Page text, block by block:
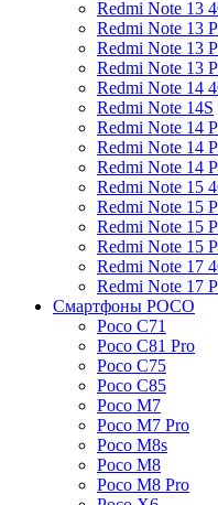
Redmi Note 13
Redmi Note 13
Redmi Note 13
Redmi Note 13
Redmi Note 14
Redmi Note 14S
Redmi Note 14
Redmi Note 14
Redmi Note 14
Redmi Note 15
Redmi Note 15
Redmi Note 15
Redmi Note 15
Redmi Note 17
Redmi Note 17
Смартфоны POCO
Poco C71
Poco C81 Pro
Poco C75
Poco C85
Poco M7
Poco M7 Pro
Poco M8s
Poco M8
Poco M8 Pro